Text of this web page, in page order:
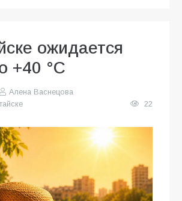
ожидается
+40 °C
Алена Васнецова
22